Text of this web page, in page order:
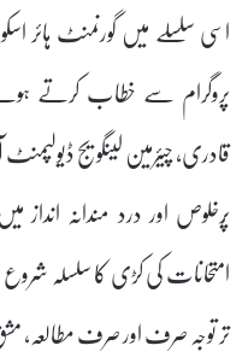
اسی سلسلے میں گورنمنٹ ہائر
پروگرام سے خطاب کرتے ہوئے
قادری، چیئرمین لینگویج
پُرخلوص اور درد مندانہ
امتحانات کی کڑی کا سلسلہ شروع
تر توجہ صرف اور صرف مطالعہ،